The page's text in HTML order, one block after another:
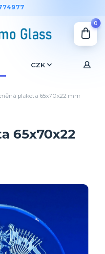
CZK
0
plaketa 65x70x22 mm
65x70x22